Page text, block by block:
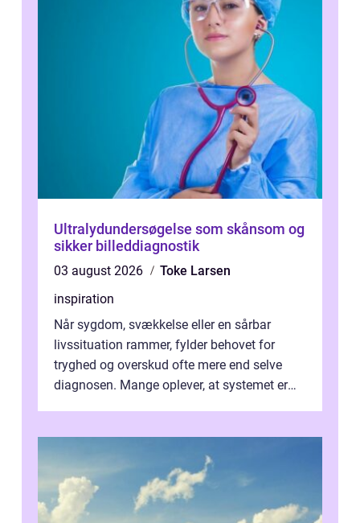
Ultralydundersøgelse som skånsom og
sikker billeddiagnostik
03 august 2026
Toke Larsen
inspiration
Når sygdom, svækkelse eller en sårbar
livssituation rammer, fylder behovet for
tryghed og overskud ofte mere end selve
diagnosen. Mange oplever, at systemet er